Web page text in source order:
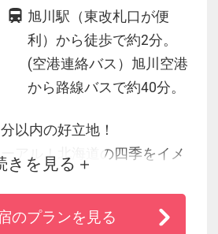
旭川駅（東改札口が便
利）から徒歩で約2分。
(空港連絡バス）旭川空港
から路線バスで約40分。
以内の好立地！
アル！北海道の四季をイメ
ル・ツイン・和室・メゾネ
意！
の客室がきっと見つかるは
きを見る
のプランを見る